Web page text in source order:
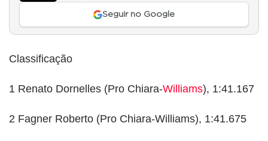
Seguir no Google
Classificação
1 Renato Dornelles (Pro Chiara-Williams), 1:41.167
2 Fagner Roberto (Pro Chiara-Williams), 1:41.675